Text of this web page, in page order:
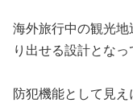
海外旅行中の観光
り出せる設計となっ
防犯機能として見